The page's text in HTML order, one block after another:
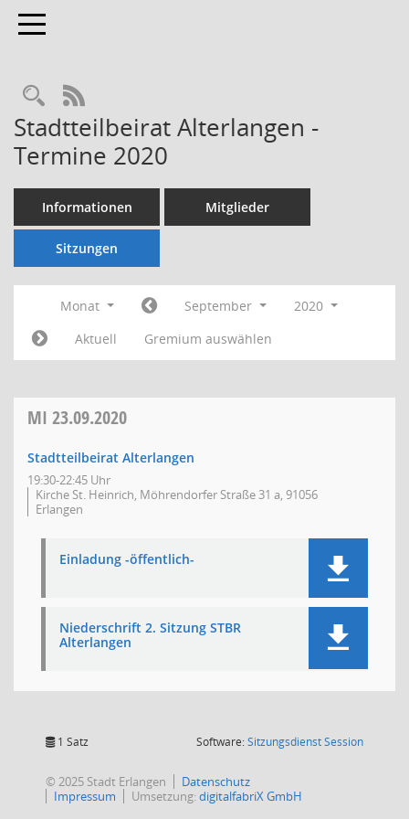
Toggle navigation
Rechercheauswahl
RSS-Feed
Stadtteilbeirat Alterlangen -
Termine 2020
Informationen Mitglieder
Sitzungen
Monat September
2020
Aktuell
Gremium auswählen
MI 23.09.2020
Stadtteilbeirat Alterlangen
19:30-22:45 Uhr
Kirche St. Heinrich, Möhrendorfer Straße 31 a, 91056
Erlangen
Einladung -öffentlich-
Niederschrift 2. Sitzung STBR
Alterlangen
1 Satz Software:SitzungsdienstSession(Wird in
© 2025 Stadt Erlangen
Datenschutz
Impressum
Umsetzung:digitalfabriX GmbH